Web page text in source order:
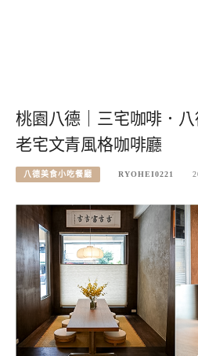
桃園八德｜三宅咖啡．
老宅文青風格咖啡廳
八德美食小吃餐廳 RYOHEI0221